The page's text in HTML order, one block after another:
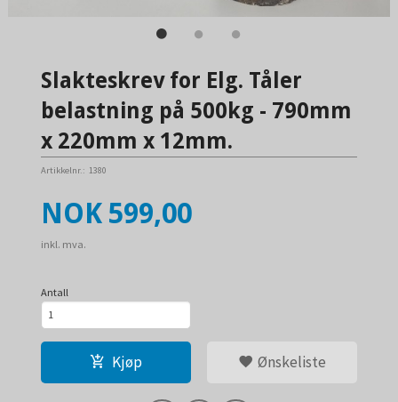
Slakteskrev for Elg. Tåler
belastning på 500kg - 790mm
x 220mm x 12mm.
Artikkelnr.: 1380
Pris
NOK 599,00
inkl. mva.
Antall
Kjøp Ønskeliste